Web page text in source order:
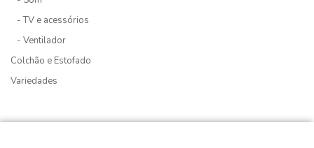
- TV e acessórios
- Ventilador
Colchão e Estofado
Variedades